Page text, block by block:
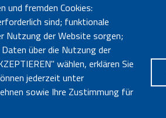
und fremden Cookies:
sind; funktionale
Nutzung der Website sorgen;
über die Nutzung der
wählen, erklären Sie
jederzeit unter
sowie Ihre Zustimmung für
Büro BozenSebastian-Altmann-Str. 17 -
BruneckEnrico-Fermi-Str. 6 (LibriKa) -
neuigkeiten@bvs.bz.it- PEC: